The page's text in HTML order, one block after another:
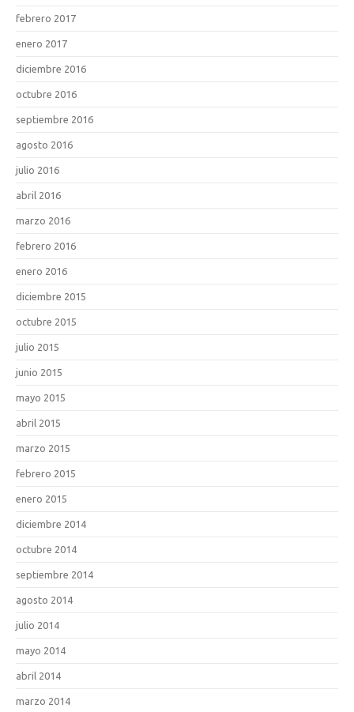
febrero 2017
enero 2017
diciembre 2016
octubre 2016
septiembre 2016
agosto 2016
julio 2016
abril 2016
marzo 2016
febrero 2016
enero 2016
diciembre 2015
octubre 2015
julio 2015
junio 2015
mayo 2015
abril 2015
marzo 2015
febrero 2015
enero 2015
diciembre 2014
octubre 2014
septiembre 2014
agosto 2014
julio 2014
mayo 2014
abril 2014
marzo 2014